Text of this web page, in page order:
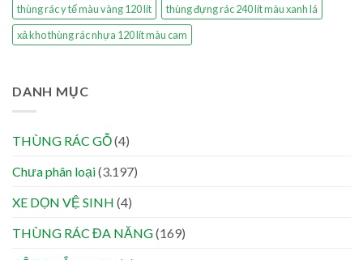
thùng rác y tế màu vàng 120 lít
thùng đựng rác 240 lít màu xanh lá
xả kho thùng rác nhựa 120 lít màu cam
DANH MỤC
THÙNG RÁC GỖ(4)
Chưa phân loại(3.197)
XE DỌN VỆ SINH (4)
THÙNG RÁC ĐA NĂNG(169)